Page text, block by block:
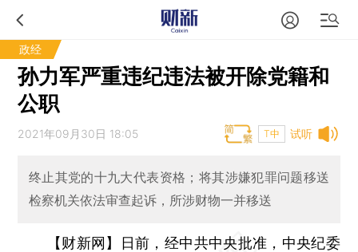
政经
孙力军严重违纪违法被开除党籍和
公职
试听
2021年09月30日 18:05 T中
终止其党的十九大代表资格；将其涉嫌犯罪问题移送
检察机关依法审查起诉，所涉财物一并移送
【财新网】
日前，经中共中央批准，中央纪委